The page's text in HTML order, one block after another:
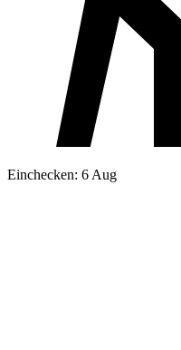
Einchecken: 6 Aug